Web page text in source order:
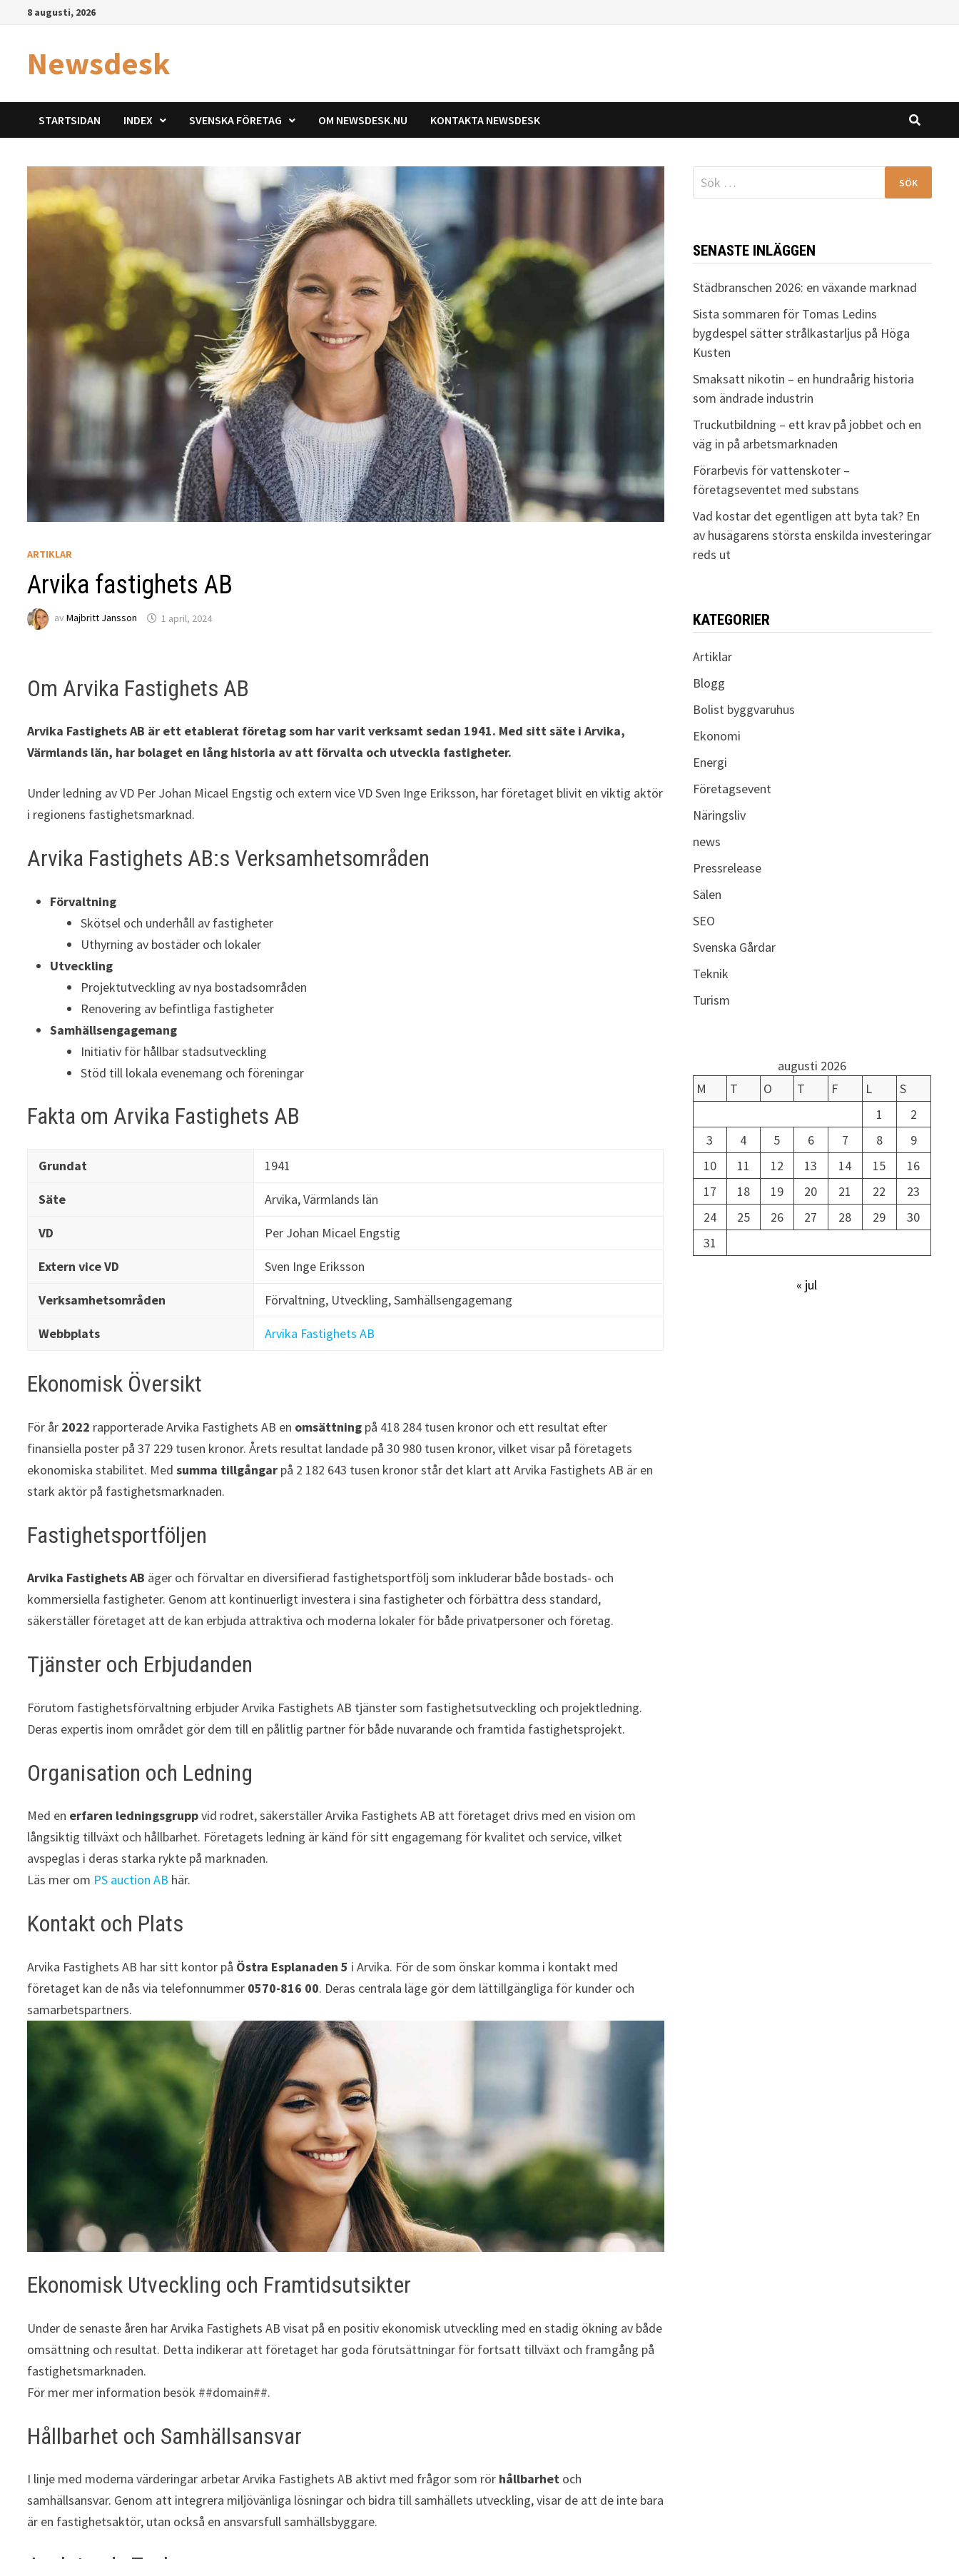
Hoppa8 augusti, 2026
Newsdesk
STARTSIDAN INDEX SVENSKA FÖRETAG OM NEWSDESK.NU KONTAKTA NEWSDESK
ARTIKLAR
Arvika fastighets AB
avMajbritt Jansson 1 april, 2024
Om Arvika Fastighets AB
Arvika Fastighets AB är ett etablerat företag som har varit verksamt sedan 1941. Med sitt säte i Arvika,
Värmlands län, har bolaget en lång historia av att förvalta och utveckla fastigheter.
Under ledning av VD Per Johan Micael Engstig och extern vice VD Sven Inge Eriksson, har företaget blivit en viktig aktör
i regionens fastighetsmarknad.
Arvika Fastighets AB:s Verksamhetsområden
Förvaltning
Skötsel och underhåll av fastigheter
Uthyrning av bostäder och lokaler
Utveckling
Projektutveckling av nya bostadsområden
Renovering av befintliga fastigheter
Samhällsengagemang
Initiativ för hållbar stadsutveckling
Stöd till lokala evenemang och föreningar
Fakta om Arvika Fastighets AB
Grundat 1941
Säte Arvika, Värmlands län
VD Per Johan Micael Engstig
Extern vice VD Sven Inge Eriksson
Verksamhetsområden Förvaltning, Utveckling, Samhällsengagemang
Webbplats Arvika Fastighets AB
Ekonomisk Översikt
För år 2022 rapporterade Arvika Fastighets AB en omsättning på 418 284 tusen kronor och ett resultat efter
finansiella poster på 37 229 tusen kronor. Årets resultat landade på 30 980 tusen kronor, vilket visar på företagets
ekonomiska stabilitet. Medsumma tillgångar på 2 182 643 tusen kronor står det klart att Arvika Fastighets AB är en
stark aktör på fastighetsmarknaden.
Fastighetsportföljen
Arvika Fastighets AB äger och förvaltar en diversifierad fastighetsportfölj som inkluderar både bostads- och
kommersiella fastigheter. Genom att kontinuerligt investera i sina fastigheter och förbättra dess standard,
säkerställer företaget att de kan erbjuda attraktiva och moderna lokaler för både privatpersoner och företag.
Tjänster och Erbjudanden
Förutom fastighetsförvaltning erbjuder Arvika Fastighets AB tjänster som fastighetsutveckling och projektledning.
Deras expertis inom området gör dem till en pålitlig partner för både nuvarande och framtida fastighetsprojekt.
Organisation och Ledning
Med en erfaren ledningsgruppvid rodret, säkerställer Arvika Fastighets AB att företaget drivs med en vision om
långsiktig tillväxt och hållbarhet. Företagets ledning är känd för sitt engagemang för kvalitet och service, vilket
avspeglas i deras starka rykte på marknaden.
Läs mer om PS auction AB här.
Kontakt och Plats
Arvika Fastighets AB har sitt kontor på Östra Esplanaden 5 i Arvika. För de som önskar komma i kontakt med
företaget kan de nås via telefonnummer 0570-816 00. Deras centrala läge gör dem lättillgängliga för kunder och
samarbetspartners.
Ekonomisk Utveckling och Framtidsutsikter
Under de senaste åren har Arvika Fastighets AB visat på en positiv ekonomisk utveckling med en stadig ökning av både
omsättning och resultat. Detta indikerar att företaget har goda förutsättningar för fortsatt tillväxt och framgång på
fastighetsmarknaden.
För mer mer information besök ##domain##.
Hållbarhet och Samhällsansvar
I linje med moderna värderingar arbetar Arvika Fastighets AB aktivt med frågor som rör hållbarhet och
samhällsansvar. Genom att integrera miljövänliga lösningar och bidra till samhällets utveckling, visar de att de inte bara
är en fastighetsaktör, utan också en ansvarsfull samhällsbyggare.
Sök
efter:
SENASTE INLÄGGEN
Städbranschen 2026: en växande marknad
Sista sommaren för Tomas Ledins
bygdespel sätter strålkastarljus på Höga
Kusten
Smaksatt nikotin – en hundraårig historia
som ändrade industrin
Truckutbildning – ett krav på jobbet och en
väg in på arbetsmarknaden
Förarbevis för vattenskoter –
företagseventet med substans
Vad kostar det egentligen att byta tak? En
av husägarens största enskilda investeringar
reds ut
KATEGORIER
Artiklar
Blogg
Bolist byggvaruhus
Ekonomi
Energi
Företagsevent
Näringsliv
news
Pressrelease
Sälen
SEO
Svenska Gårdar
Teknik
Turism
augusti 2026
M
T O T F L
S
1
2
3
4 5 6 7 8
9
10
11 12 13 14 15
16
17
18 19 20 21 22
23
24
25 26 27 28 29
30
31
« jul